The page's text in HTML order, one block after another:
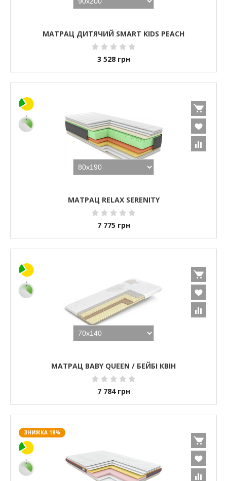
МАТРАЦ ДИТЯЧИЙ SMART KIDS PEACH
3 528 грн
МАТРАЦ RELAX SERENITY
7 775 грн
МАТРАЦ BABY QUEEN / БЕЙБІ КВІН
7 784 грн
ЗНИЖКА 18%